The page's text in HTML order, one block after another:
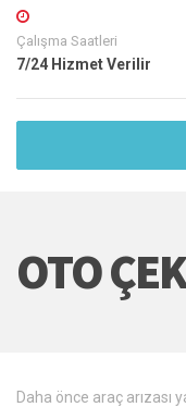
Çalışma Saatleri
7/24 Hizmet Verilir
OTO
Daha önce araç arızası